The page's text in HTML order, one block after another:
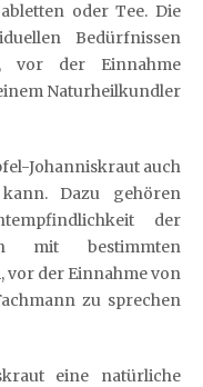
oder Tee. Die
Bedürfnissen
vor der Einnahme
Naturheilkundler
Johanniskraut auch
Dazu gehören
der
mit bestimmten
vor der Einnahme von
zu sprechen
eine natürliche